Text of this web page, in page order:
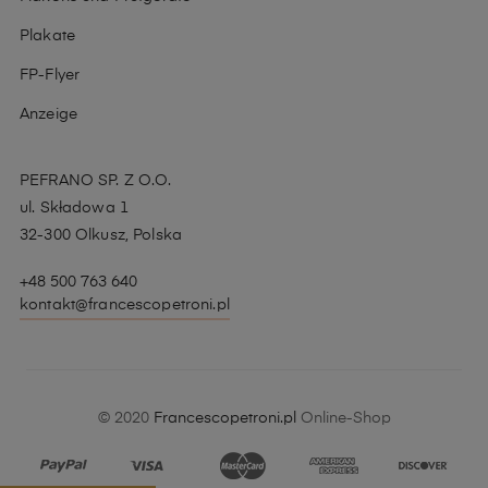
Plakate
FP-Flyer
Anzeige
PEFRANO SP. Z O.O.
ul. Składowa 1
32-300 Olkusz, Polska
+48 500 763 640
kontakt@francescopetroni.pl
© 2020 Francescopetroni.pl Online-Shop